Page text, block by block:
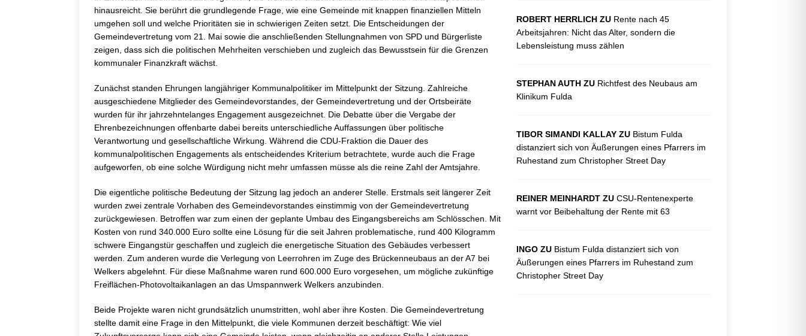
hinausreicht. Sie berührt die grundlegende Frage, wie eine Gemeinde mit knappen finanziellen Mitteln
umgehen soll und welche Prioritäten sie in schwierigen Zeiten setzt. Die Entscheidungen der
Gemeindevertretung vom 21. Mai sowie die anschließenden Stellungnahmen von SPD und Bürgerliste
zeigen, dass sich die politischen Mehrheiten verschieben und zugleich das Bewusstsein für die Grenzen
kommunaler Finanzkraft wächst.
Zunächst standen Ehrungen langjähriger Kommunalpolitiker im Mittelpunkt der Sitzung. Zahlreiche
ausgeschiedene Mitglieder des Gemeindevorstandes, der Gemeindevertretung und der Ortsbeiräte
wurden für ihr jahrzehntelanges Engagement ausgezeichnet. Die Debatte über die Vergabe der
Ehrenbezeichnungen offenbarte dabei bereits unterschiedliche Auffassungen über politische
Verantwortung und gesellschaftliche Wirkung. Während die CDU-Fraktion die Dauer des
kommunalpolitischen Engagements als entscheidendes Kriterium betrachtete, wurde auch die Frage
aufgeworfen, ob eine solche Würdigung nicht mehr umfassen müsse als die reine Zahl der Amtsjahre.
Die eigentliche politische Bedeutung der Sitzung lag jedoch an anderer Stelle. Erstmals seit längerer Zeit
wurden zwei zentrale Vorhaben des Gemeindevorstandes einstimmig von der Gemeindevertretung
zurückgewiesen. Betroffen war zum einen der geplante Umbau des Eingangsbereichs am Schlösschen. Mit
Kosten von rund 340.000 Euro sollte eine Lösung für die seit Jahren problematische, rund 400 Kilogramm
schwere Eingangstür geschaffen und zugleich die energetische Situation des Gebäudes verbessert
werden. Zum anderen wurde die Verlegung von Leerrohren im Zuge des Brückenneubaus an der A7 bei
Welkers abgelehnt. Für diese Maßnahme waren rund 600.000 Euro vorgesehen, um mögliche zukünftige
Freiflächen-Photovoltaikanlagen an das Umspannwerk Welkers anzubinden.
Beide Projekte waren nicht grundsätzlich unumstritten, wohl aber ihre Kosten. Die Gemeindevertretung
stellte damit eine Frage in den Mittelpunkt, die viele Kommunen derzeit beschäftigt: Wie viel
ROBERT HERRLICH ZU Rente nach 45
Arbeitsjahren: Nicht das Alter, sondern die
Lebensleistung muss zählen
STEPHAN AUTH ZU Richtfest des Neubaus am
Klinikum Fulda
TIBOR SIMANDI KALLAY ZU Bistum Fulda
distanziert sich von Äußerungen eines Pfarrers im
Ruhestand zum Christopher Street Day
REINER MEINHARDT ZU CSU-Rentenexperte
warnt vor Beibehaltung der Rente mit 63
INGO ZU Bistum Fulda distanziert sich von
Äußerungen eines Pfarrers im Ruhestand zum
Christopher Street Day